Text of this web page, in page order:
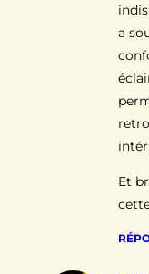
a
Et